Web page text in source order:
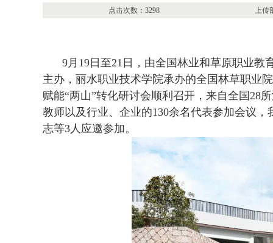
点击次数：3298 上传部门
9月19日至21日，由全国林业和草原职业
主办，丽水职业技术学院承办的全国林草职业
赋能“两山”转化研讨会顺利召开，来自全国28
教师以及行业、企业的130余名代表参加会议
志等3人应邀参加。